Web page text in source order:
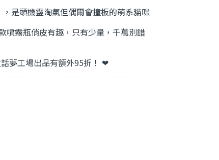
是頭機靈淘氣但偶爾會撞板的萌系貓咪
噴霧瓶俏皮有趣，只有少量，千萬別錯
夢工場出品有額外95折！ ❤